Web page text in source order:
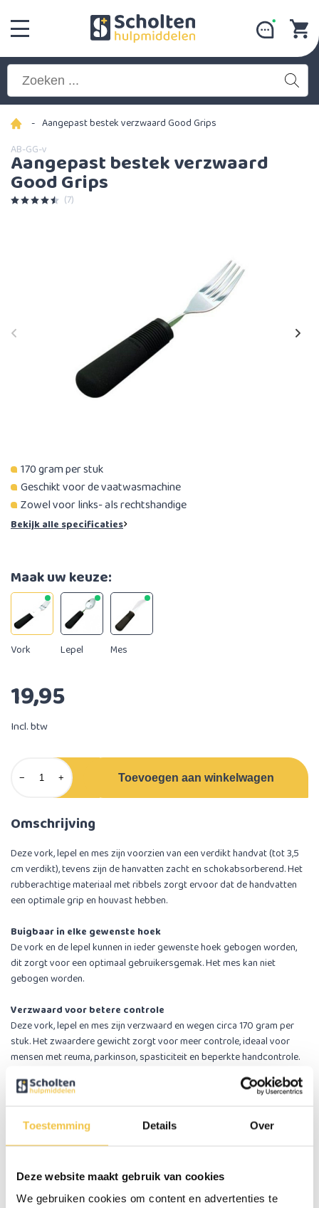
Toestemming Details Over
Deze website maakt gebruik van cookies
We gebruiken cookies om content en advertenties te
- Aangepast bestek verzwaard Good Grips
AB-GG-v
Aangepast bestek verzwaard
Good Grips
(7)
170 gram per stuk
Geschikt voor de vaatwasmachine
Zowel voor links- als rechtshandige
Bekijk alle specificaties
Maak uw keuze:
Vork Lepel Mes
19,95
Incl. btw
− + Toevoegen aan winkelwagen
Omschrijving
Deze vork, lepel en mes zijn voorzien van een verdikt handvat (tot 3,5
cm verdikt), tevens zijn de hanvatten zacht en schokabsorberend. Het
rubberachtige materiaal met ribbels zorgt ervoor dat de handvatten
een optimale grip en houvast hebben.
Buigbaar in elke gewenste hoek
De vork en de lepel kunnen in ieder gewenste hoek gebogen worden,
dit zorgt voor een optimaal gebruikersgemak. Het mes kan niet
gebogen worden.
Verzwaard voor betere controle
Deze vork, lepel en mes zijn verzwaard en wegen circa 170 gram per
stuk. Het zwaardere gewicht zorgt voor meer controle, ideaal voor
mensen met reuma, parkinson, spasticiteit en beperkte handcontrole.
De prijs is een stukprijs, u kunt tijdens het bestellen kiezen voor een
vork, lepel of mes.
Belangrijke eigenschappen:
Specificaties